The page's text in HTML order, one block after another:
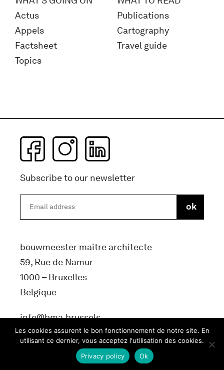
Actus
Appels
Factsheet
Topics
Publications
Cartography
Travel guide
Subscribe to our newsletter
bouwmeester maitre architecte
59, Rue de Namur
1000 – Bruxelles
Belgique
info@bma.brussels
Les cookies assurent le bon fonctionnement de notre site. En
utilisant ce dernier, vous acceptez l'utilisation des cookies.
Ok
Privacy policy